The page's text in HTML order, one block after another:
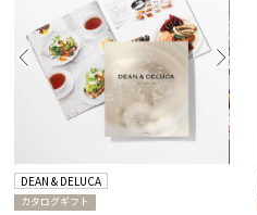
DEAN & DELUCA
カタログギフト